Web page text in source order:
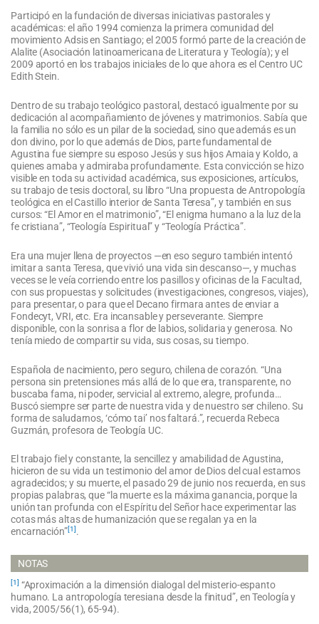
Participó en la fundación de diversas iniciativas pastorales y
académicas: el año 1994 comienza la primera comunidad del
movimiento Adsis en Santiago; el 2005 formó parte de la creación de
Alalite (Asociación latinoamericana de Literatura y Teología); y el
2009 aportó en los trabajos iniciales de lo que ahora es el Centro UC
Edith Stein.
Dentro de su trabajo teológico pastoral, destacó igualmente por su
dedicación al acompañamiento de jóvenes y matrimonios. Sabía que
la familia no sólo es un pilar de la sociedad, sino que además es un
don divino, por lo que además de Dios, parte fundamental de
Agustina fue siempre su esposo Jesús y sus hijos Amaia y Koldo, a
quienes amaba y admiraba profundamente. Esta convicción se hizo
visible en toda su actividad académica, sus exposiciones, artículos,
su trabajo de tesis doctoral, su libro “Una propuesta de Antropología
teológica en el Castillo interior de Santa Teresa”, y también en sus
cursos: “El Amor en el matrimonio”, “El enigma humano a la luz de la
fe cristiana”, “Teología Espiritual” y “Teología Práctica”.
Era una mujer llena de proyectos —en eso seguro también intentó
imitar a santa Teresa, que vivió una vida sin descanso—, y muchas
veces se le veía corriendo entre los pasillos y oficinas de la Facultad,
con sus propuestas y solicitudes (investigaciones, congresos, viajes),
para presentar, o para que el Decano firmara antes de enviar a
Fondecyt, VRI, etc. Era incansable y perseverante. Siempre
disponible, con la sonrisa a flor de labios, solidaria y generosa. No
tenía miedo de compartir su vida, sus cosas, su tiempo.
Española de nacimiento, pero seguro, chilena de corazón. “Una
persona sin pretensiones más allá de lo que era, transparente, no
buscaba fama, ni poder, servicial al extremo, alegre, profunda…
Buscó siempre ser parte de nuestra vida y de nuestro ser chileno. Su
forma de saludarnos, ‘cómo tai’ nos faltará.”, recuerda Rebeca
Guzmán, profesora de Teología UC.
El trabajo fiel y constante, la sencillez y amabilidad de Agustina,
hicieron de su vida un testimonio del amor de Dios del cual estamos
agradecidos; y su muerte, el pasado 29 de junio nos recuerda, en sus
propias palabras, que “la muerte es la máxima ganancia, porque la
unión tan profunda con el Espíritu del Señor hace experimentar las
cotas más altas de humanización que se regalan ya en la
encarnación”[1] .
NOTAS
[1] “Aproximación a la dimensión dialogal del misterio-espanto
humano. La antropología teresiana desde la finitud”, en Teología y
vida, 2005/56(1), 65-94).